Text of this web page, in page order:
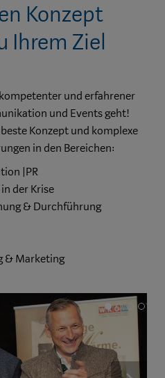
Konzept
Ihrem Ziel
und erfahrener
und Events geht!
Konzept und komplexe
in den Bereichen:
|PR
der Krise
& Durchführung
& Marketing